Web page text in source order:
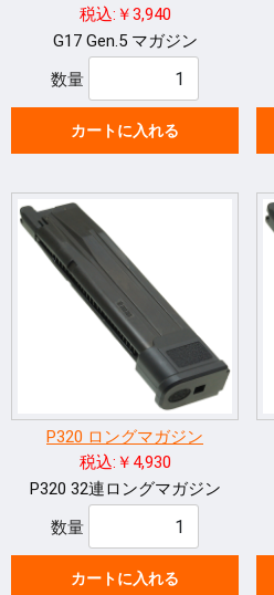
税込:￥3,940
G17 Gen.5 マガジン
数量
カートに入れる
P320 ロングマガジン
税込:￥4,930
P320 32連ロングマガジン
数量
カートに入れる